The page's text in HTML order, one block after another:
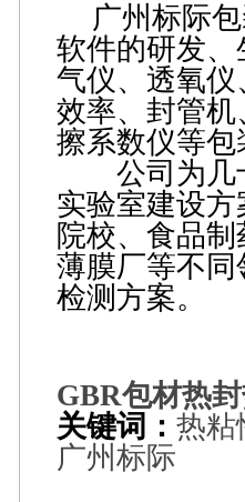
广州标际
软件的研发
气仪、透氧仪
效率、封管
擦系数仪等包
公司为几十
实验室建设
院校、食品
薄膜厂等不
检测方案。
GBR包材热
关键词： 热粘
广州标际